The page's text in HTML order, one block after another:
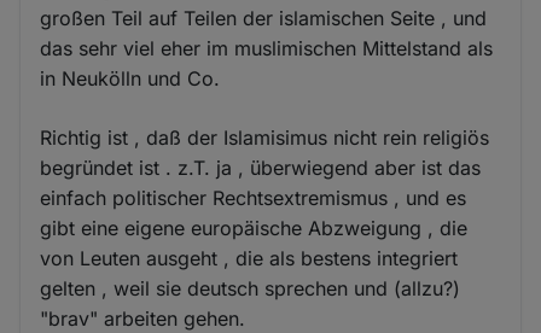
großen Teil auf Teilen der islamischen Seite , und
das sehr viel eher im muslimischen Mittelstand als
in Neukölln und Co.
Richtig ist , daß der Islamisimus nicht rein religiös
begründet ist . z.T. ja , überwiegend aber ist das
einfach politischer Rechtsextremismus , und es
gibt eine eigene europäische Abzweigung , die
von Leuten ausgeht , die als bestens integriert
gelten , weil sie deutsch sprechen und (allzu?)
"brav" arbeiten gehen.